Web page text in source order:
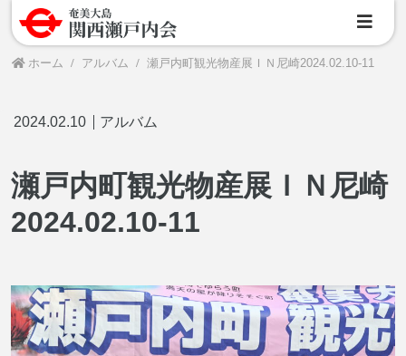
ホーム アルバム 瀬戸内町観光物産展ＩＮ尼崎2024.02.10-11
2024.02.10 アルバム
瀬戸内町観光物産展ＩＮ尼崎
2024.02.10-11